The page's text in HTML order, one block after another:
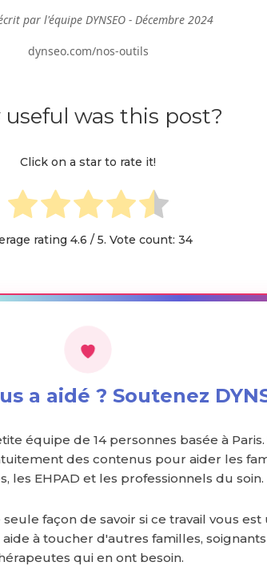
par l'équipe DYNSEO - Décembre 2024
dynseo.com/nos-outils
useful was this post?
Click on a star to rate it!
rating 4.6 / 5. Vote count: 34
a aidé ? Soutenez
équipe de 14 personnes basée à
des contenus pour aider les
les EHPAD et les professionnels du soin.
façon de savoir si ce travail vous est
aide à toucher d'autres familles,
qui en ont besoin.